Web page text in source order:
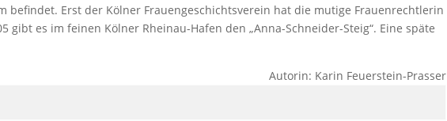
befindet. Erst der Kölner Frauengeschichtsverein hat die mutige Frauenrechtlerin
gibt es im feinen Kölner Rheinau-Hafen den „Anna-Schneider-Steig“. Eine späte
Autorin: Karin Feuerstein-Prasser